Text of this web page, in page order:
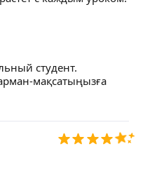
студент.
мақсатыңызға